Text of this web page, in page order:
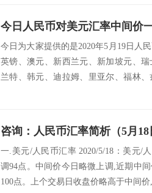
今日人民币对美元汇率中间价
今日为大家提供的是2020年5月19日人
英镑、澳元、新西兰元、新加坡元、
兰特、韩元、迪拉姆、里亚尔、福林
咨询：人民币汇率简析（5月18
一.美元/人民币汇率 2020/5/18：美元/
调94点。中间价今日略微上调,近期中
100点。上个交易日收盘价略高于中间